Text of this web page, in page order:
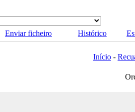
Enviar ficheiro Histórico
Início -